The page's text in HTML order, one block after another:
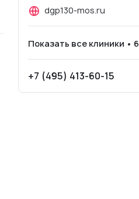
dgp130-mos.ru
Показать все клиники • 6
+7 (495) 413-60-15